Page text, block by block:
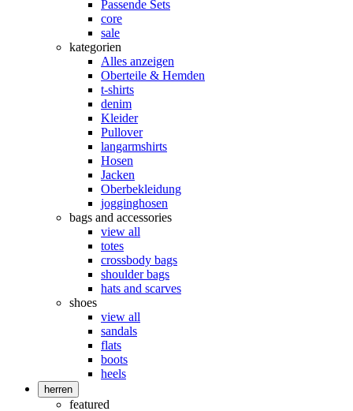
Passende Sets
core
sale
kategorien
Alles anzeigen
Oberteile & Hemden
t-shirts
denim
Kleider
Pullover
langarmshirts
Hosen
Jacken
Oberbekleidung
jogginghosen
bags and accessories
view all
totes
crossbody bags
shoulder bags
hats and scarves
shoes
view all
sandals
flats
boots
heels
herren
featured